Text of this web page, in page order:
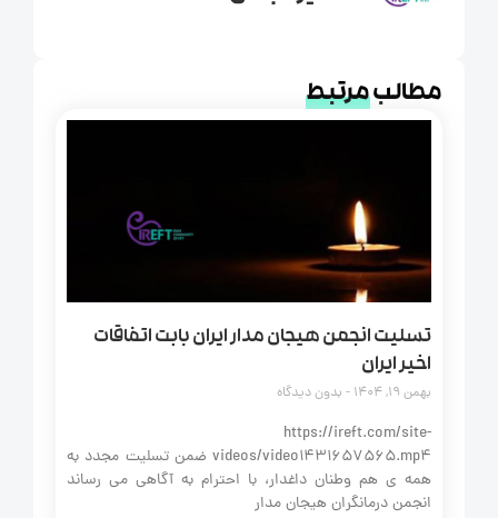
مطالبمرتبط
تسلیت انجمن هیجان مدار ایران بابت اتفاقات
اخیر ایران
بدون دیدگاه
https://ireft.com/site-
videos/video1431657565.mp4 ضمن تسلیت مجدد به
همه‌ ی هم‌ وطنان داغدار، با احترام به آگاهی می‌ رساند
انجمن درمانگران هیجان‌ مدار